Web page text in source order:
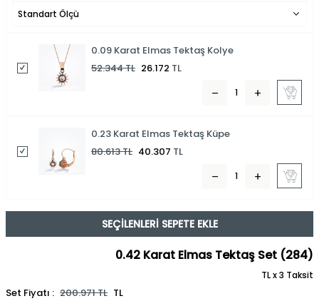
0.09 Karat Elmas Tektaş Kolye
52.344TL 26.172 TL
0.23 Karat Elmas Tektaş Küpe
80.613TL 40.307 TL
SEÇILENLERI SEPETE EKLE
0.42 Karat Elmas Tektaş Set (284)
TL x 3 Taksit
Set Fiyatı : 200.971TL TL